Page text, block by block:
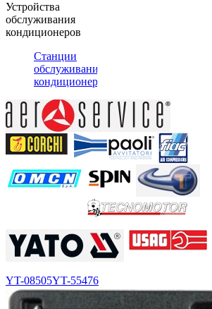
Устройства
обслуживания
кондиционеров
Станции
обслуживания
кондиционеров
YT-08505YT-55476